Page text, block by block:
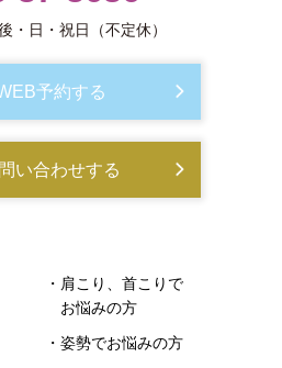
・日・祝日（不定休）
予約する
い合わせする
・肩こり、首こりで
お悩みの方
・姿勢でお悩みの方